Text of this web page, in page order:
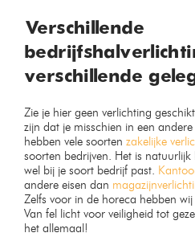
Verschillende
verschillende
Zie je hier geen verlichting
zijn dat je misschien in een
hebben vele soorten zakelijke
soorten bedrijven. Het is
wel bij je soort bedrijf past.
andere eisen dan
Zelfs voor in de horeca hebben wij
Van fel licht voor veiligheid tot
het allemaal!